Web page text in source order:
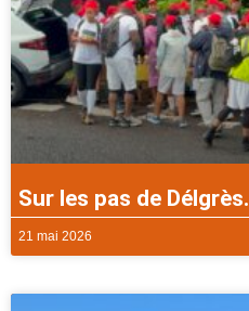
Sur les pas de Délgrès.
21 mai 2026